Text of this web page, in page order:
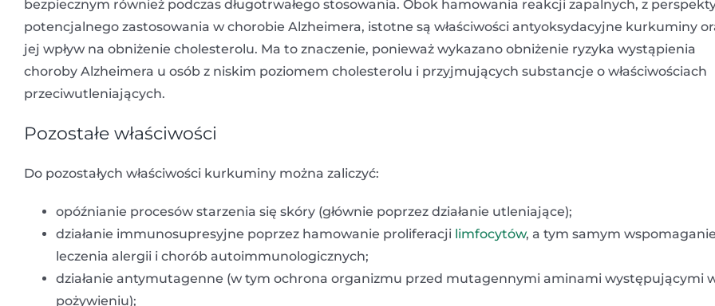
bezpiecznym również podczas długotrwałego stosowania. Obok hamowania reakcji zapalnych, z
potencjalnego zastosowania w chorobie Alzheimera, istotne są właściwości antyoksydacyjne kurkuminy
jej wpływ na obniżenie cholesterolu. Ma to znaczenie, ponieważ wykazano obniżenie ryzyka wystąpienia
choroby Alzheimera u osób z niskim poziomem cholesterolu i przyjmujących substancje o właściwościach
przeciwutleniających.
Pozostałe właściwości
Do pozostałych właściwości kurkuminy można zaliczyć:
opóźnianie procesów starzenia się skóry (głównie poprzez działanie utleniające);
działanie immunosupresyjne poprzez hamowanie proliferacji limfocytów, a tym samym
leczenia alergii i chorób autoimmunologicznych;
działanie antymutagenne (w tym ochrona organizmu przed mutagennymi aminami występującymi
pożywieniu);